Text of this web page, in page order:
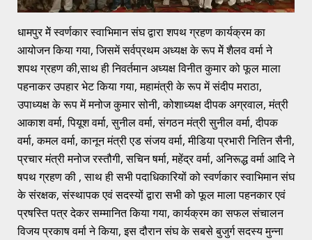
धामपुर मेें स्वर्णकार स्वाभिमान संघ द्वारा शपथ ग्रहण कार्यक्रम का
आयोजन किया गया, जिसमें सर्वप्रथम अध्यक्ष के रूप मेें शैलव वर्मा ने
शपथ ग्रहण की,साथ ही निवर्तमान अध्यक्ष विनीत कुमार को फूल माला
पहनाकर उपहार भेट किया गया, महामंत्री के रूप में संदीप मराठा,
उपाध्यक्ष के रूप में मनोज कुमार सोनी, कोशाध्यक्ष दीपक अग्रवाल, मंत्री
आकाश वर्मा, पियूश वर्मा, सुनील वर्मा, संगठन मंत्री सुनील वर्मा, दीपक
वर्मा, कमल वर्मा, कानून मंत्री एड संजय वर्मा, मीडिया प्रभारी नितिन सैनी,
प्रचार मंत्री मनोज रस्तौगी, सचिन षर्मा, महेंद्र वर्मा, अनिरूद्ध वर्मा आदि ने
षपथ ग्रहण की , साथ ही सभी पदाधिकारियों को स्वर्णकार स्वाभिमान संघ
के संरक्षक, संस्थापक एवं सदस्यों द्वारा सभी को फूल माला पहनकार एवं
प्रषस्ति पत्र देकर सम्मानित किया गया, कार्यक्रम का सफल संचालन
विजय प्रकाष वर्मा ने किया, इस दौरान संघ के सबसे बुजुर्ग सदस्य मुन्ना